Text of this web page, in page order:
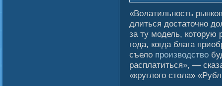
«Волатильность
длиться достаточно
за ту модель, которую
года, когда блага
съело производство
расплатиться», —
«круглого стола»